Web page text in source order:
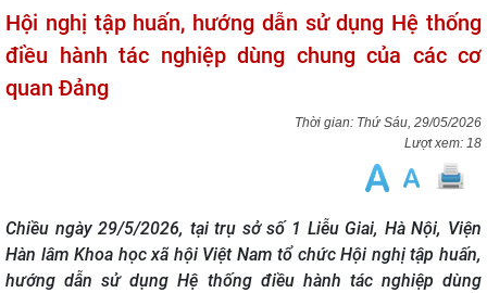
Hội nghị tập huấn, hướng dẫn sử dụng Hệ thống
điều hành tác nghiệp dùng chung của các cơ
quan Đảng
Thứ Sáu, 29/05/2026
Lượt xem: 18
Chiều ngày 29/5/2026, tại trụ sở số 1 Liễu Giai, Hà Nội, Viện
Hàn lâm Khoa học xã hội Việt Nam tổ chức Hội nghị tập huấn,
hướng dẫn sử dụng Hệ thống điều hành tác nghiệp dùng